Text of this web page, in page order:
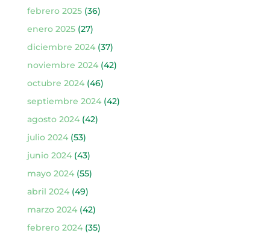
febrero 2025(36)
enero 2025(27)
diciembre 2024(37)
noviembre 2024(42)
octubre 2024(46)
septiembre 2024(42)
agosto 2024(42)
julio 2024(53)
junio 2024(43)
mayo 2024(55)
abril 2024(49)
marzo 2024(42)
febrero 2024(35)